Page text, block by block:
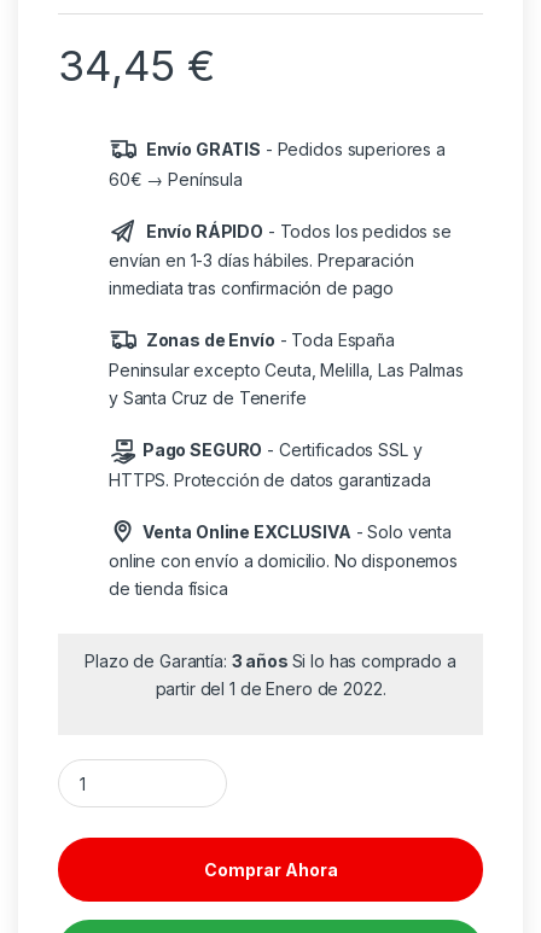
34,45 €
Envío GRATIS - Pedidos superiores a
60€ → Península
Envío RÁPIDO - Todos los pedidos se
envían en 1-3 días hábiles. Preparación
inmediata tras confirmación de pago
Zonas de Envío - Toda España
Peninsular excepto Ceuta, Melilla, Las Palmas
y Santa Cruz de Tenerife
Pago SEGURO - Certificados SSL y
HTTPS. Protección de datos garantizada
Venta Online EXCLUSIVA - Solo venta
online con envío a domicilio. No disponemos
de tienda física
Plazo de Garantía: 3 años Si lo has comprado a
partir del 1 de Enero de 2022.
Auriculares Logitech H390/ con Micrófono/ USB/ Negros
Comprar Ahora